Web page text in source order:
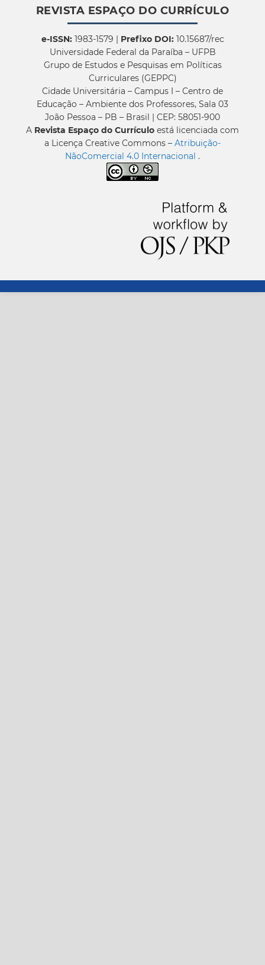
REVISTA ESPAÇO DO CURRÍCULO
e-ISSN:1983-1579 | Prefixo DOI:10.15687/rec
Universidade Federal da Paraíba – UFPB
Grupo de Estudos e Pesquisas em Políticas
Curriculares (GEPPC)
Cidade Universitária – Campus I – Centro de
Educação – Ambiente dos Professores, Sala 03
João Pessoa – PB – Brasil | CEP: 58051-900
A Revista Espaço do Currículo está licenciada com
a Licença Creative Commons – Atribuição-
NãoComercial 4.0 Internacional .